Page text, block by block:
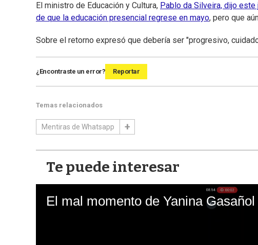
El ministro de Educación y Cultura, Pablo da Silveira, dijo
de que la educación presencial regrese en mayo, pero que
Sobre el retorno expresó que debería ser "progresivo,
¿Encontraste un error? Reportar
Temas relacionados
Mentiras de Whatsapp
Te puede interesar